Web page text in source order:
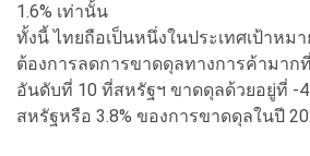
1.6% เท่านั้น
ทั้งนี้ ไทยถือเป็นหนึ่งในประเทศเป้าหม
ต้องการลดการขาดดุลทางการค้ามาก
อันดับที่ 10 ที่สหรัฐฯ ขาดดุลด้วยอยู่ที่ -
สหรัฐหรือ 3.8% ของการขาดดุลในปี